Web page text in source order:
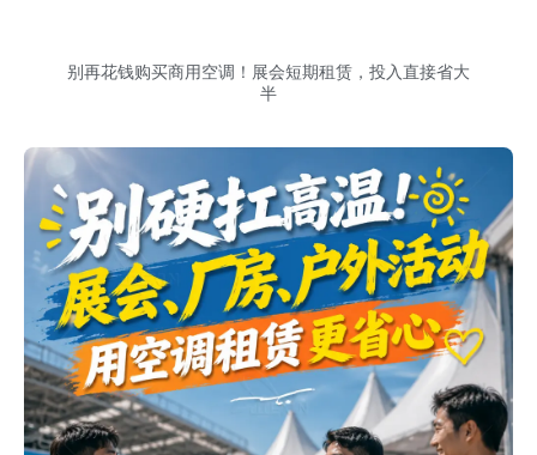
别再花钱购买商用空调！展会短期租赁，投入直接省大
半